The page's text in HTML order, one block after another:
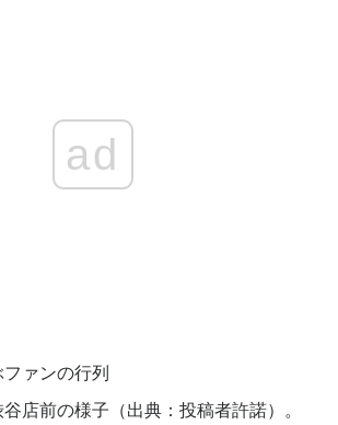
ad
店前の様子（出典：投稿者許諾）。